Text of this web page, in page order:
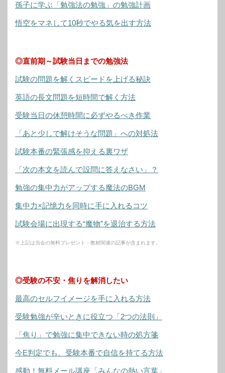
孫子に学ぶ「勉強法の勉強」の勉強計画
悟空をマネして10秒でやる気を出す方法
◎直前期～試験当日までの勉強法
試験の問題を解くスピードを上げる秘訣
英語の長文問題を短時間で解く方法
受験当日の休憩時間に必ずやるべき作業
「あと少しで解けそうな問題」への対処法
試験本番の緊張感を抑える裏ワザ
「次の本文を読んで設問に答えなさい」？
勉強の集中力がアップする魔法のBGM
集中力×記憶力を同時に手に入れるコツ
試験会場に出現する“魔物”を退治する方法
※上記は当会の無料プレゼント・教材関連の記事が含まれます。
◎受験の不安・焦りを解消したい
最高のセルフイメージを手に入れる方法
受験勉強が辛いときに役立つ「2つの法則」
「焦り」で勉強に集中できない時の処方箋
今E判定でも、受験本番で自信を持てる方法
感動！無料メール講座「みんなの熱い言葉」